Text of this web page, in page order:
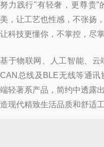
努力践行"有轻奢，更尊贵”
美，让工艺也性感，不张扬
让科技更懂你，不掌控，尽掌
基于物联网、人工智能、云
CAN总线及BLE无线等通
端轻著系产品，简约中透露
造现代精致生活品质和舒适工